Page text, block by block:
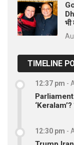
भी
TIMELINE
12:37 pm -
‘Keralam’?
12:30 pm -